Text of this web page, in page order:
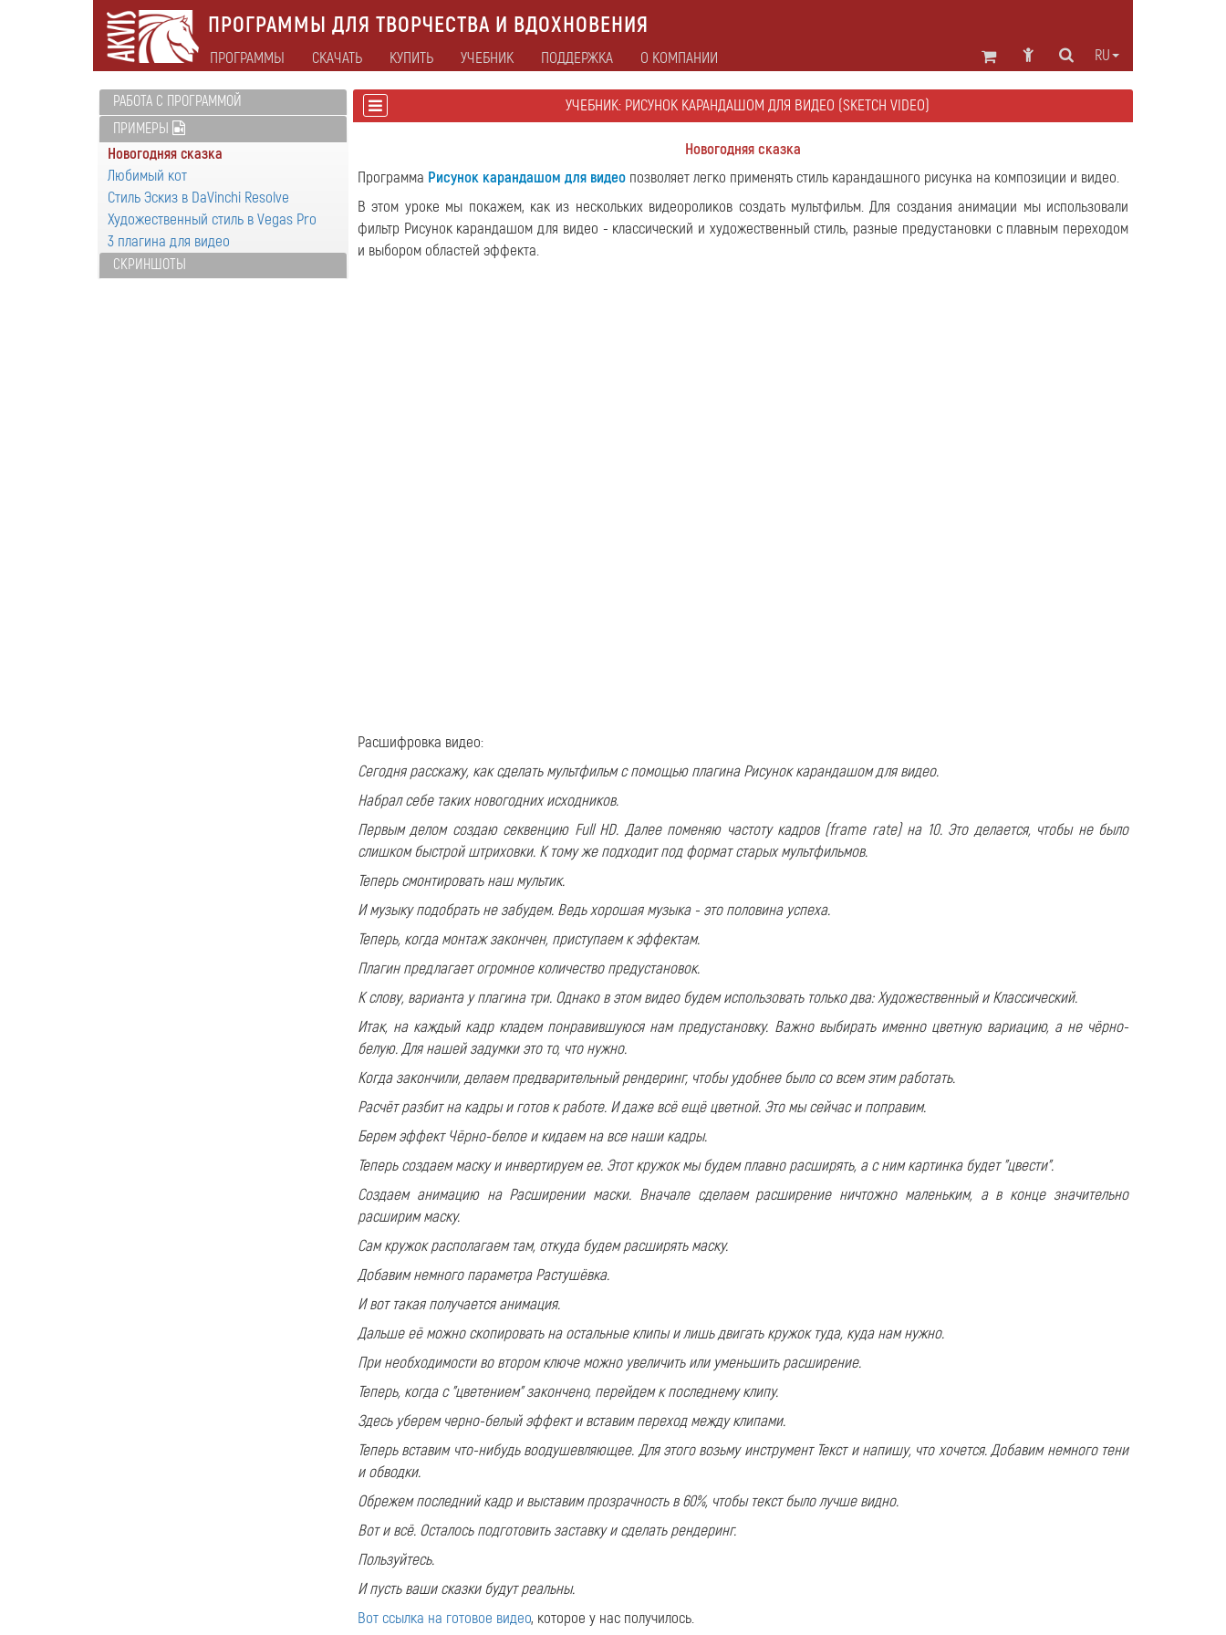
ПРОГРАММЫ ДЛЯ ТВОРЧЕСТВА И ВДОХНОВЕНИЯ
RU
ПРОГРАММЫ СКАЧАТЬ КУПИТЬ УЧЕБНИК ПОДДЕРЖКА О КОМПАНИИ
РАБОТА С ПРОГРАММОЙ
ПРИМЕРЫ
Новогодняя сказка
Любимый кот
Стиль Эскиз в DaVinchi Resolve
Художественный стиль в Vegas Pro
3 плагина для видео
СКРИНШОТЫ
УЧЕБНИК: РИСУНОК КАРАНДАШОМ ДЛЯ ВИДЕО (SKETCH VIDEO)
Новогодняя сказка
Программа Рисунок карандашом для видео позволяет легко применять стиль карандашного рисунка на композиции и видео.
В этом уроке мы покажем, как из нескольких видеороликов создать мультфильм. Для создания анимации мы использовали
фильтр Рисунок карандашом для видео - классический и художественный стиль, разные предустановки с плавным переходом
и выбором областей эффекта.
Расшифровка видео:
Сегодня расскажу, как сделать мультфильм с помощью плагина Рисунок карандашом для видео.
Набрал себе таких новогодних исходников.
Первым делом создаю секвенцию Full HD. Далее поменяю частоту кадров (frame rate) на 10. Это делается, чтобы не было
слишком быстрой штриховки. К тому же подходит под формат старых мультфильмов.
Теперь смонтировать наш мультик.
И музыку подобрать не забудем. Ведь хорошая музыка - это половина успеха.
Теперь, когда монтаж закончен, приступаем к эффектам.
Плагин предлагает огромное количество предустановок.
К слову, варианта у плагина три. Однако в этом видео будем использовать только два: Художественный и Классический.
Итак, на каждый кадр кладем понравившуюся нам предустановку. Важно выбирать именно цветную вариацию, а не чёрно-
белую. Для нашей задумки это то, что нужно.
Когда закончили, делаем предварительный рендеринг, чтобы удобнее было со всем этим работать.
Расчёт разбит на кадры и готов к работе. И даже всё ещё цветной. Это мы сейчас и поправим.
Берем эффектЧёрно-белоеи кидаем на все наши кадры.
Теперь создаем маску и инвертируем ее. Этот кружок мы будем плавно расширять, а с ним картинка будет "цвести".
Создаем анимацию на Расширении маски. Вначале сделаем расширение ничтожно маленьким, а в конце значительно
расширим маску.
Сам кружок располагаем там, откуда будем расширять маску.
Добавим немного параметра Растушёвка.
И вот такая получается анимация.
Дальше её можно скопировать на остальные клипы и лишь двигать кружок туда, куда нам нужно.
При необходимости во втором ключе можно увеличить или уменьшить расширение.
Теперь, когда с "цветением" закончено, перейдем к последнему клипу.
Здесь уберем черно-белый эффект и вставим переход между клипами.
Теперь вставим что-нибудь воодушевляющее. Для этого возьму инструмент Текст и напишу, что хочется. Добавим немного тени
и обводки.
Обрежем последний кадр и выставим прозрачность в 60%, чтобы текст было лучше видно.
Вот и всё. Осталось подготовить заставку и сделать рендеринг.
Пользуйтесь.
И пусть ваши сказки будут реальны.
Вот ссылка на готовое видео, которое у нас получилось.